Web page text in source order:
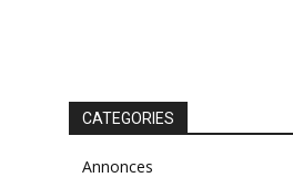
CATEGORIES
Annonces